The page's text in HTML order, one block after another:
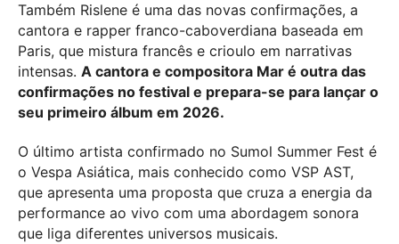
Também Rislene é uma das novas confirmações, a
cantora e rapper franco-caboverdiana baseada em
Paris, que mistura francês e crioulo em narrativas
intensas. A cantora e compositora Mar é outra das
confirmações no festival e prepara-se para lançar o
seu primeiro álbum em 2026.
O último artista confirmado no Sumol Summer Fest é
o Vespa Asiática, mais conhecido como VSP AST,
que apresenta uma proposta que cruza a energia da
performance ao vivo com uma abordagem sonora
que liga diferentes universos musicais.